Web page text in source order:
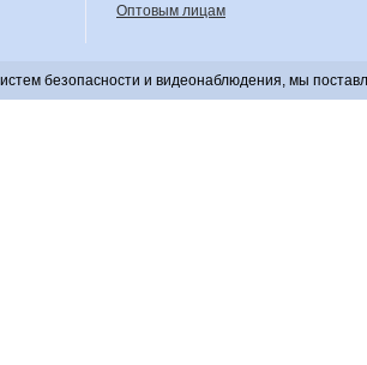
Оптовым лицам
безопасности и видеонаблюдения, мы